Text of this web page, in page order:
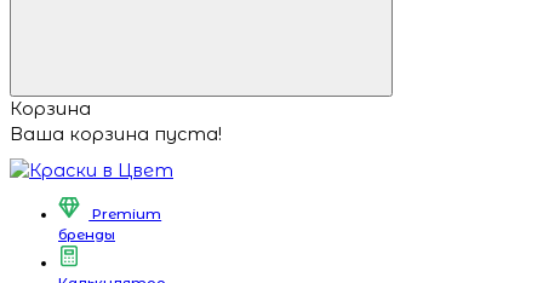
Корзина
Ваша корзина пуста!
Premium
бренды